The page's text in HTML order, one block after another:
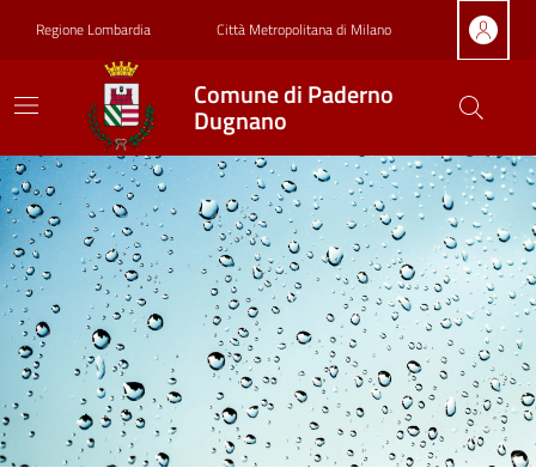
Regione Lombardia Città Metropolitana di Milano
Comune di Paderno
Dugnano